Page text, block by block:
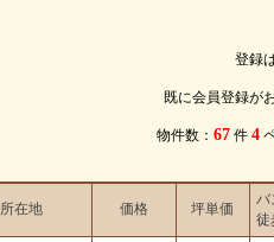
登録
既に会員登録が
物件数： 67件 4
所在地 価格 坪単価
バ
徒